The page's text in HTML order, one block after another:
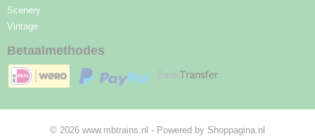
Scenery
Vintage
Betaalmethodes
© 2026 www.mbtrains.nl - Powered by Shoppagina.nl